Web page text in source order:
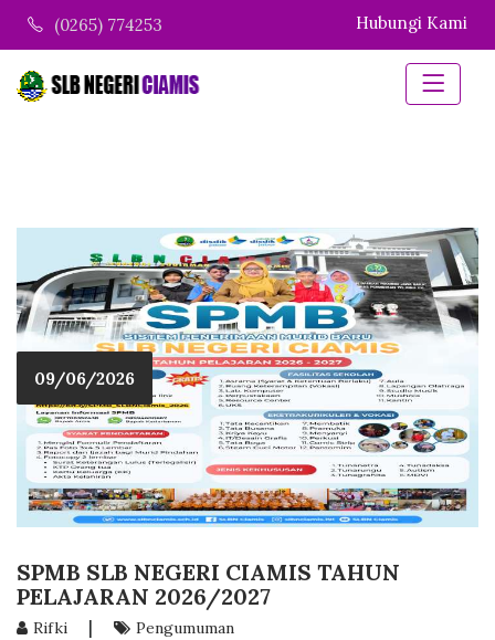
(0265) 774253 Hubungi Kami
09/06/2026
SPMB SLB NEGERI CIAMIS TAHUN
PELAJARAN 2026/2027
Rifki | Pengumuman